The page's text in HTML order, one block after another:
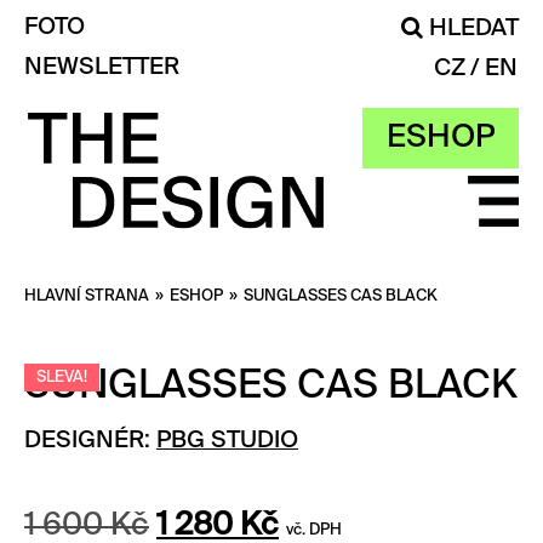
ESHOP
FOTO
HLEDAT
NEWSLETTER
CZ EN
HLAVNÍ STRANA » ESHOP » SUNGLASSES CAS BLACK
SUNGLASSES CAS BLACK
DESIGNÉR: PBG STUDIO
1 600Kč Původní
1 280 KčAktuální
vč. DPH
SLEVA!